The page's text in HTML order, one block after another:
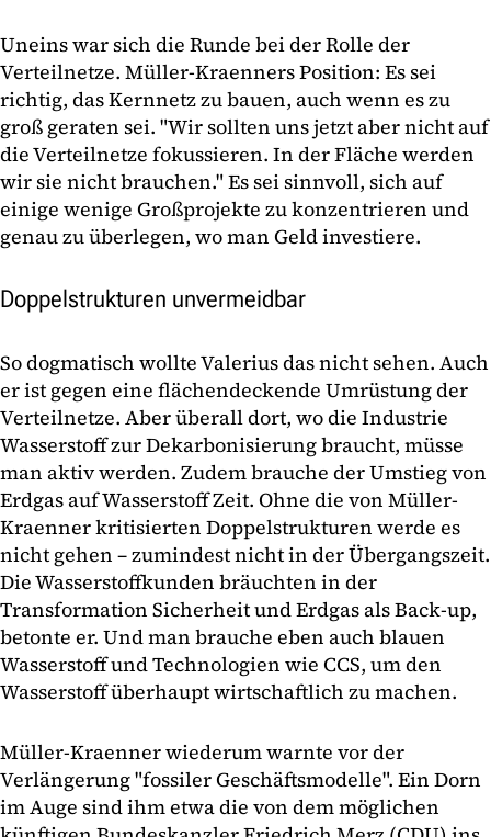
Uneins war sich die Runde bei der Rolle der
Verteilnetze. Müller-Kraenners Position: Es sei
richtig, das Kernnetz zu bauen, auch wenn es zu
groß geraten sei. "Wir sollten uns jetzt aber nicht auf
die Verteilnetze fokussieren. In der Fläche werden
wir sie nicht brauchen." Es sei sinnvoll, sich auf
einige wenige Großprojekte zu konzentrieren und
genau zu überlegen, wo man Geld investiere.
Doppelstrukturen unvermeidbar
So dogmatisch wollte Valerius das nicht sehen. Auch
er ist gegen eine flächendeckende Umrüstung der
Verteilnetze. Aber überall dort, wo die Industrie
Wasserstoff zur Dekarbonisierung braucht, müsse
man aktiv werden. Zudem brauche der Umstieg von
Erdgas auf Wasserstoff Zeit. Ohne die von Müller-
Kraenner kritisierten Doppelstrukturen werde es
nicht gehen – zumindest nicht in der Übergangszeit.
Die Wasserstoffkunden bräuchten in der
Transformation Sicherheit und Erdgas als Back-up,
betonte er. Und man brauche eben auch blauen
Wasserstoff und Technologien wie CCS, um den
Wasserstoff überhaupt wirtschaftlich zu machen.
Müller-Kraenner wiederum warnte vor der
Verlängerung "fossiler Geschäftsmodelle". Ein Dorn
im Auge sind ihm etwa die von dem möglichen